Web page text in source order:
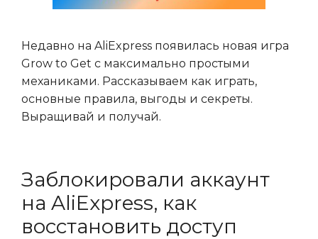
Недавно на AliExpress появилась новая игра
Grow to Get с максимально простыми
механиками. Рассказываем как играть,
основные правила, выгоды и секреты.
Выращивай и получай.
Заблокировали аккаунт
на AliExpress, как
восстановить доступ